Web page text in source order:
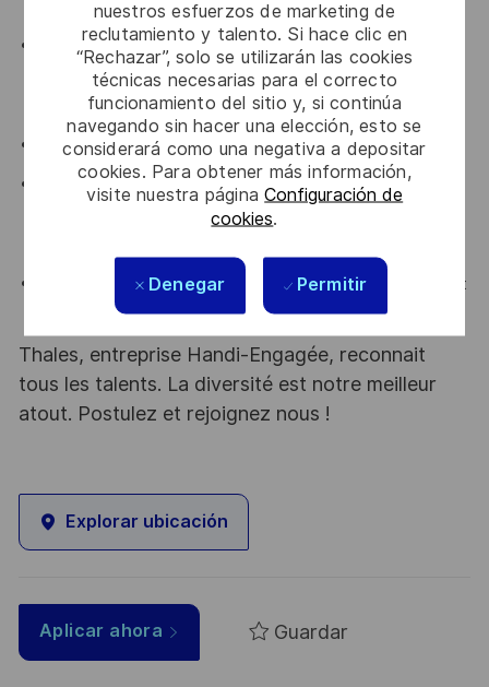
nuestros esfuerzos de marketing de
reclutamiento y talento. Si hace clic en
“Rechazar”, solo se utilizarán las cookies
técnicas necesarias para el correcto
funcionamiento del sitio y, si continúa
navegando sin hacer una elección, esto se
considerará como una negativa a depositar
cookies. Para obtener más información,
visite nuestra páginaConfiguración de
cookies.
Denegar Permitir
microservices.
Vous avez participé à la définition d’architectures,
structures de données, algorithmes avec des
contraintes de performance, sécurité, fiabilité, etc.
Certification architecte cloud public.
Vous vous intéressez aux aspects Site Reliability
Engineer : CI/CD, automatisation, monitoring et
Vous êtes un ingénieur développeur accompli, polyvalent
et capable de gérer plusieurs tâches.
Thales, entreprise Handi-Engagée, reconnait
tous les talents. La diversité est notre meilleur
atout. Postulez et rejoignez nous !
Explorar ubicación
Aplicar ahora Guardar